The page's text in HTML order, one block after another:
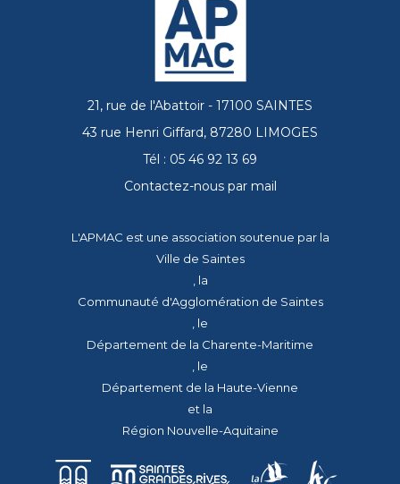
21, rue de l'Abattoir - 17100 SAINTES
43 rue Henri Giffard, 87280 LIMOGES
Tél : 05 46 92 13 69
Contactez-nous par mail
L'APMAC est une association soutenue par la
Ville de Saintes
, la
Communauté d'Agglomération de Saintes
, le
Département de la Charente-Maritime
, le
Département de la Haute-Vienne
et la
Région Nouvelle-Aquitaine